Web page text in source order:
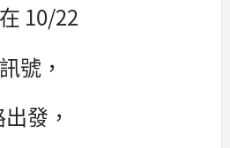
10/22
號，
發，